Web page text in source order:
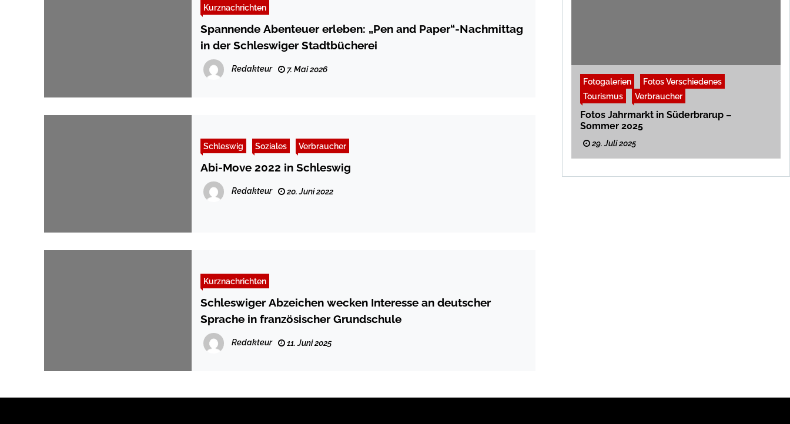
Kurznachrichten
Spannende Abenteuer erleben: „Pen and Paper“-Nachmittag
in der Schleswiger Stadtbücherei
Redakteur 7. Mai 2026
Schleswig Soziales Verbraucher
Abi-Move 2022 in Schleswig
Redakteur 20. Juni 2022
Kurznachrichten
Schleswiger Abzeichen wecken Interesse an deutscher
Sprache in französischer Grundschule
Redakteur 11. Juni 2025
Fotogalerien
Fotos Verschiedenes
Tourismus
Verbraucher
Fotos Jahrmarkt in Süderbrarup –
Sommer 2025
29. Juli 2025